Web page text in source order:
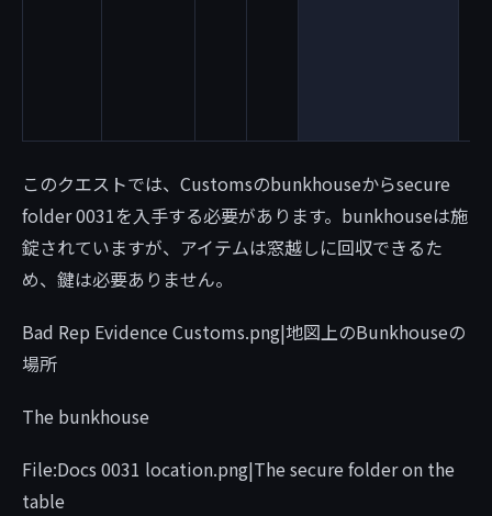
このクエストでは、Customsのbunkhouseからsecure
folder 0031を入手する必要があります。bunkhouseは施
錠されていますが、アイテムは窓越しに回収できるた
め、鍵は必要ありません。
Bad Rep Evidence Customs.png|地図上のBunkhouseの
場所
The bunkhouse
File:Docs 0031 location.png|The secure folder on the
table